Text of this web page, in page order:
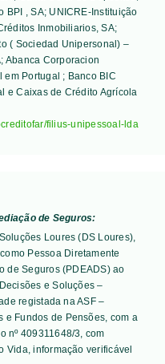
BPI , SA; UNICRE-Instituição
Inmobiliarios, SA;
( Sociedad Unipersonal) –
Abanca Corporacion
em Portugal ; Banco BIC
e Caixas de Crédito Agrícola
filius-unipessoal-lda
de Seguros:
Loures (DS Loures),
Pessoa Diretamente
de Seguros (PDEADS) ao
e Soluções –
registada na ASF –
e Fundos de Pensões, com a
nº 409311648/3, com
Vida, informação verificável